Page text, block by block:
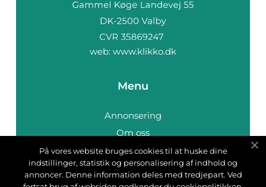
web: www.klikko.dk
Menu
Annonsering
Om oss
Cookies
Kontakta oss
Sitemap
På vores website bruges cookies til at huske dine
indstillinger, statistik og personalisering af indhold og
annoncer. Denne information deles med tredjepart. Ved